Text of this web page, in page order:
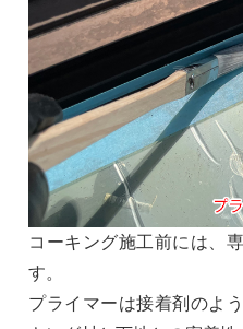
コーキング施工前には、
す。
プライマーは接着剤のよ